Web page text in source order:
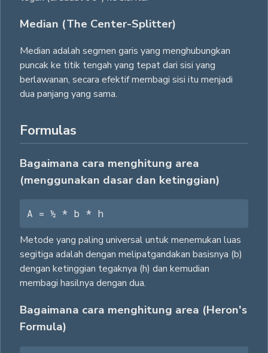
Median (The Center-Splitter)
Median adalah segmen garis yang menghubungkan
puncak ke titik tengah yang tepat dari sisi yang
berlawanan, secara efektif membagi sisi itu menjadi
dua panjang yang sama.
Formulas
Bagaimana cara menghitung area
(menggunakan dasar dan ketinggian)
A = ½ * b * h
Metode yang paling universal untuk menemukan luas
segitiga adalah dengan melipatgandakan basisnya (b)
dengan ketinggian tegaknya (h) dan kemudian
membagi hasilnya dengan dua.
Bagaimana cara menghitung area (Heron's
Formula)